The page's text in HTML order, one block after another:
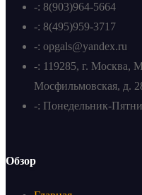
-: 8(903)964-5664
-: 8(495)959-3717
-: opgals@yandex.ru
-: 119285, г. Москва,
Мосфильмовская, д.
-: Понедельник-
Обзор